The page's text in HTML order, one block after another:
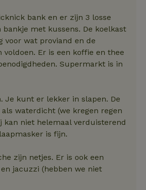
bank en er zijn 3 losse
bankje met kussens. De koelkast
voor wat proviand en de
voldoen. Er is een koffie en thee
Supermarkt is in
Je kunt er lekker in slapen. De
waterdicht (we kregen regen
kan niet helemaal verduisterend
is fijn.
zijn netjes. Er is ook een
jacuzzi (hebben we niet